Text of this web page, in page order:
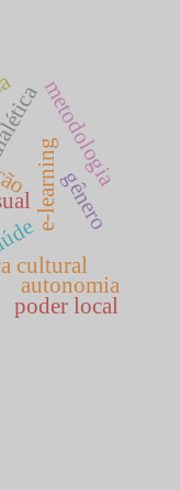
e-learning
cultural
metodologia
autonomia
poder local
gênero